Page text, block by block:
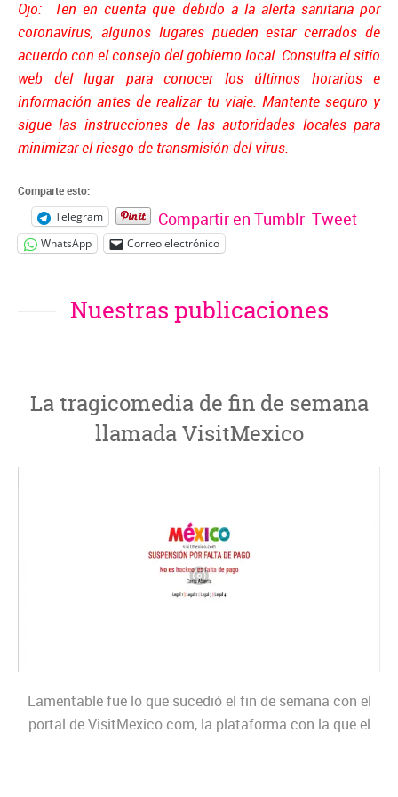
Ojo: Ten en cuenta que debido a la alerta sanitaria por
coronavirus, algunos lugares pueden estar cerrados de
acuerdo con el consejo del gobierno local. Consulta el sitio
web del lugar para conocer los últimos horarios e
información antes de realizar tu viaje. Mantente seguro y
sigue las instrucciones de las autoridades locales para
minimizar el riesgo de transmisión del virus.
Comparte esto:
Telegram Compartir en Tumblr Tweet
WhatsApp Correo electrónico
Nuestras publicaciones
La tragicomedia de fin de semana
llamada VisitMexico
Lamentable fue lo que sucedió el fin de semana con el
portal de VisitMexico.com, la plataforma con la que el